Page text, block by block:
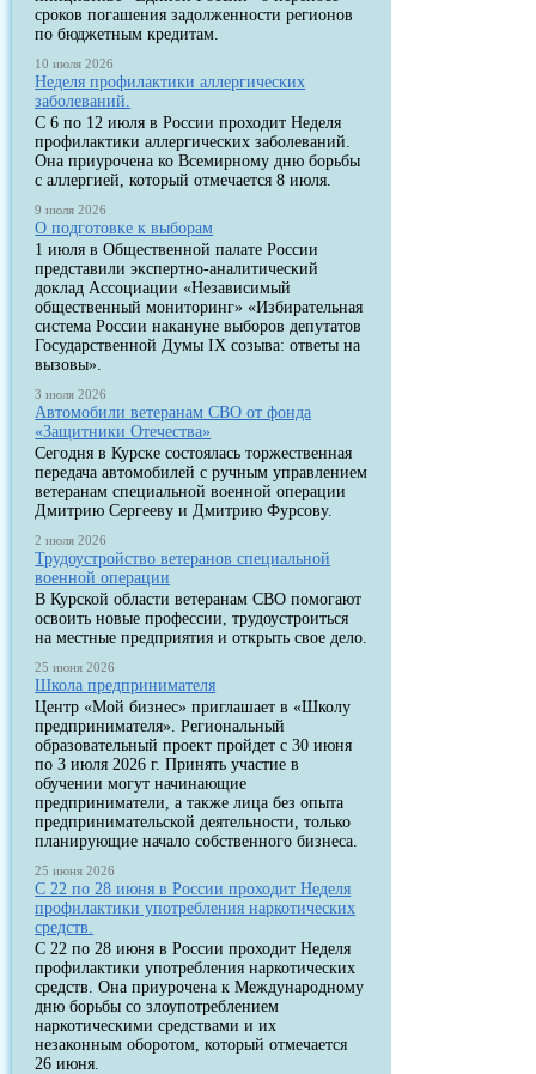
сроков погашения задолженности регионов
по бюджетным кредитам.
10 июля 2026
Неделя профилактики аллергических
заболеваний.
С 6 по 12 июля в России проходит Неделя
профилактики аллергических заболеваний.
Она приурочена ко Всемирному дню борьбы
с аллергией, который отмечается 8 июля.
9 июля 2026
О подготовке к выборам
1 июля в Общественной палате России
представили экспертно-аналитический
доклад Ассоциации «Независимый
общественный мониторинг» «Избирательная
система России накануне выборов депутатов
Государственной Думы IX созыва: ответы на
вызовы».
3 июля 2026
Автомобили ветеранам СВО от фонда
«Защитники Отечества»
Сегодня в Курске состоялась торжественная
передача автомобилей с ручным управлением
ветеранам специальной военной операции
Дмитрию Сергееву и Дмитрию Фурсову.
2 июля 2026
Трудоустройство ветеранов специальной
военной операции
В Курской области ветеранам СВО помогают
освоить новые профессии, трудоустроиться
на местные предприятия и открыть свое дело.
25 июня 2026
Школа предпринимателя
Центр «Мой бизнес» приглашает в «Школу
предпринимателя». Региональный
образовательный проект пройдет с 30 июня
по 3 июля 2026 г. Принять участие в
обучении могут начинающие
предприниматели, а также лица без опыта
предпринимательской деятельности, только
планирующие начало собственного бизнеса.
25 июня 2026
С 22 по 28 июня в России проходит Неделя
профилактики употребления наркотических
средств.
С 22 по 28 июня в России проходит Неделя
профилактики употребления наркотических
средств. Она приурочена к Международному
дню борьбы со злоупотреблением
наркотическими средствами и их
незаконным оборотом, который отмечается
26 июня.